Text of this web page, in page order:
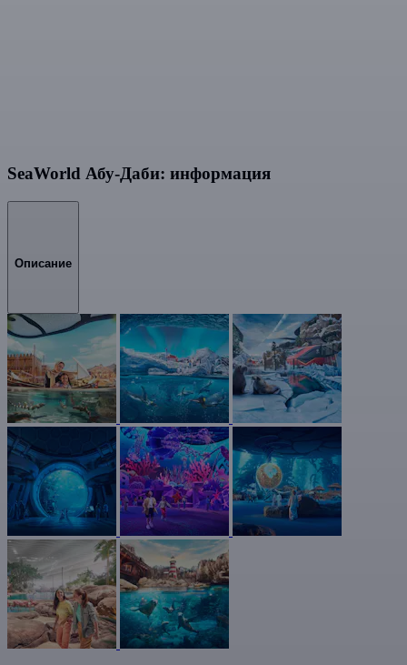
SeaWorld Абу-Даби: информация
Описание